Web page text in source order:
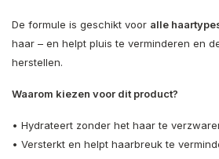
De formule is geschikt voor alle
haar – en helpt pluis te verminderen en
herstellen.
Waarom kiezen voor dit product?
• Hydrateert zonder het haar te
• Versterkt en helpt haarbreuk te